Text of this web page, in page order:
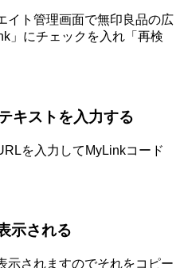
イト管理画面で無印良品の広
」にチェックを入れ「再検
キストを入力する
を入力してMyLinkコード
示される
示されますのでそれをコピー